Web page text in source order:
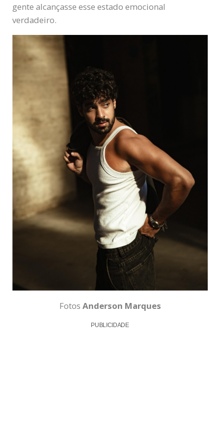
gente alcançasse esse estado emocional
verdadeiro.
Fotos Anderson Marques
PUBLICIDADE